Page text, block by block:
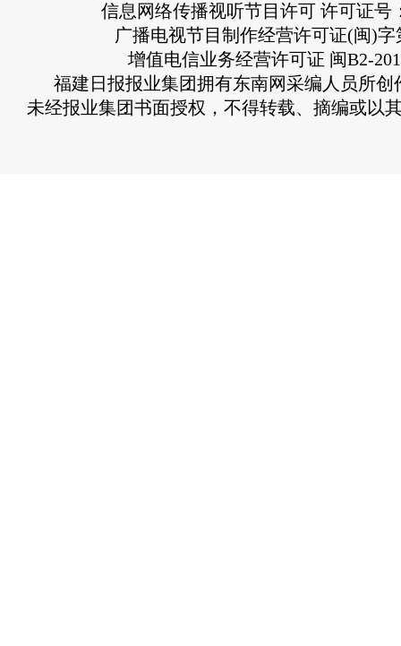
信息网络传播视听节目许可 许可证号
广播电视节目制作经营许可证(闽)字
增值电信业务经营许可证 闽B2-
福建日报报业集团拥有东南网采编人员所创
未经报业集团书面授权，不得转载、摘编或以